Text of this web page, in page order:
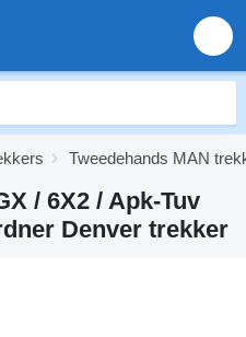
Tweedehands MAN
/ 6X2 / Apk-Tuv
Denver trekker